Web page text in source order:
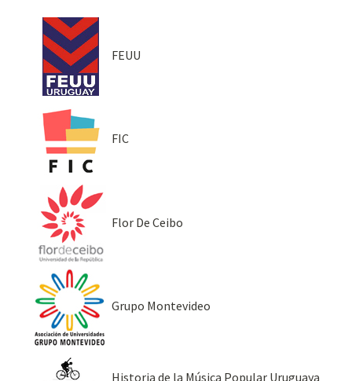
FEUU
FIC
Flor De Ceibo
Grupo Montevideo
Historia de la Música Popular Uruguaya